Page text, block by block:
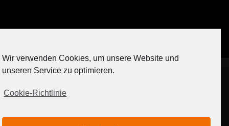
[contact-form-7 404 "Nicht gefunden"]
Wir verwenden Cookies, um unsere Website und
unseren Service zu optimieren.
Cookie-Richtlinie